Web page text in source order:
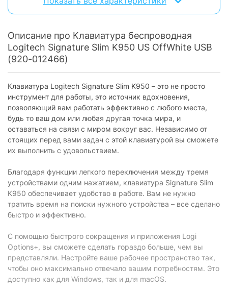
Особенности
Подсветка клавиш:
без подсветки
Влагоустойчивость:
Совместимость с Apple: macOS / iPadOS / iOS
Дополнительно
Раскладка:
ENG
Радиус действия:
10 м
USB-приемник в комплекте:
Физические характеристики
Цвет: белый
Габариты:
433.8 х 134.8 х 23.1 мм
Вес:
Характеристики и комплектация товара могут изменяться
производителем без уведомления.
Описание про Клавиатура беспроводная
Logitech Signature Slim K950 US OffWhite USB
(920-012466)
Клавиатура Logitech Signature Slim K950 – это не просто
инструмент для работы, это источник вдохновения,
позволяющий вам работать эффективно с любого места,
будь то ваш дом или любая другая точка мира, и
оставаться на связи с миром вокруг вас. Независимо от
стоящих перед вами задач с этой клавиатурой вы сможете
их выполнить с удовольствием.
Благодаря функции легкого переключения между тремя
устройствами одним нажатием, клавиатура Signature Slim
K950 обеспечивает удобство в работе. Вам не нужно
тратить время на поиски нужного устройства – все сделано
быстро и эффективно.
С помощью быстрого сокращения и приложения Logi
Options+, вы сможете сделать гораздо больше, чем вы
представляли. Настройте ваше рабочее пространство так,
чтобы оно максимально отвечало вашим потребностям. Это
доступно как для Windows, так и для macOS.